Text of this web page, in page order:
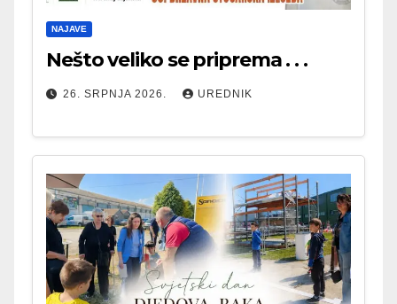
NAJAVE
Nešto veliko se priprema . . .
26. SRPNJA 2026. UREDNIK